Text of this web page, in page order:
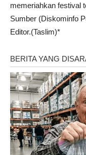
memeriahkan festival
Sumber (Diskominfo
Editor.(Taslim)*